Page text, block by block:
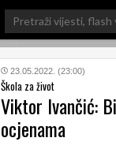
Search
for:
23.05.2022. (23:00)
Škola za život
Viktor Ivančić:
ocjenama